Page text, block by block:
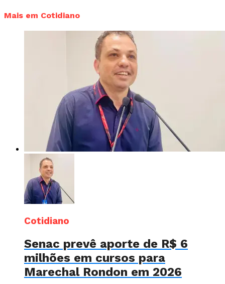
Mais em Cotidiano
Cotidiano
Senac prevê aporte de R$ 6
milhões em cursos para
Marechal Rondon em 2026